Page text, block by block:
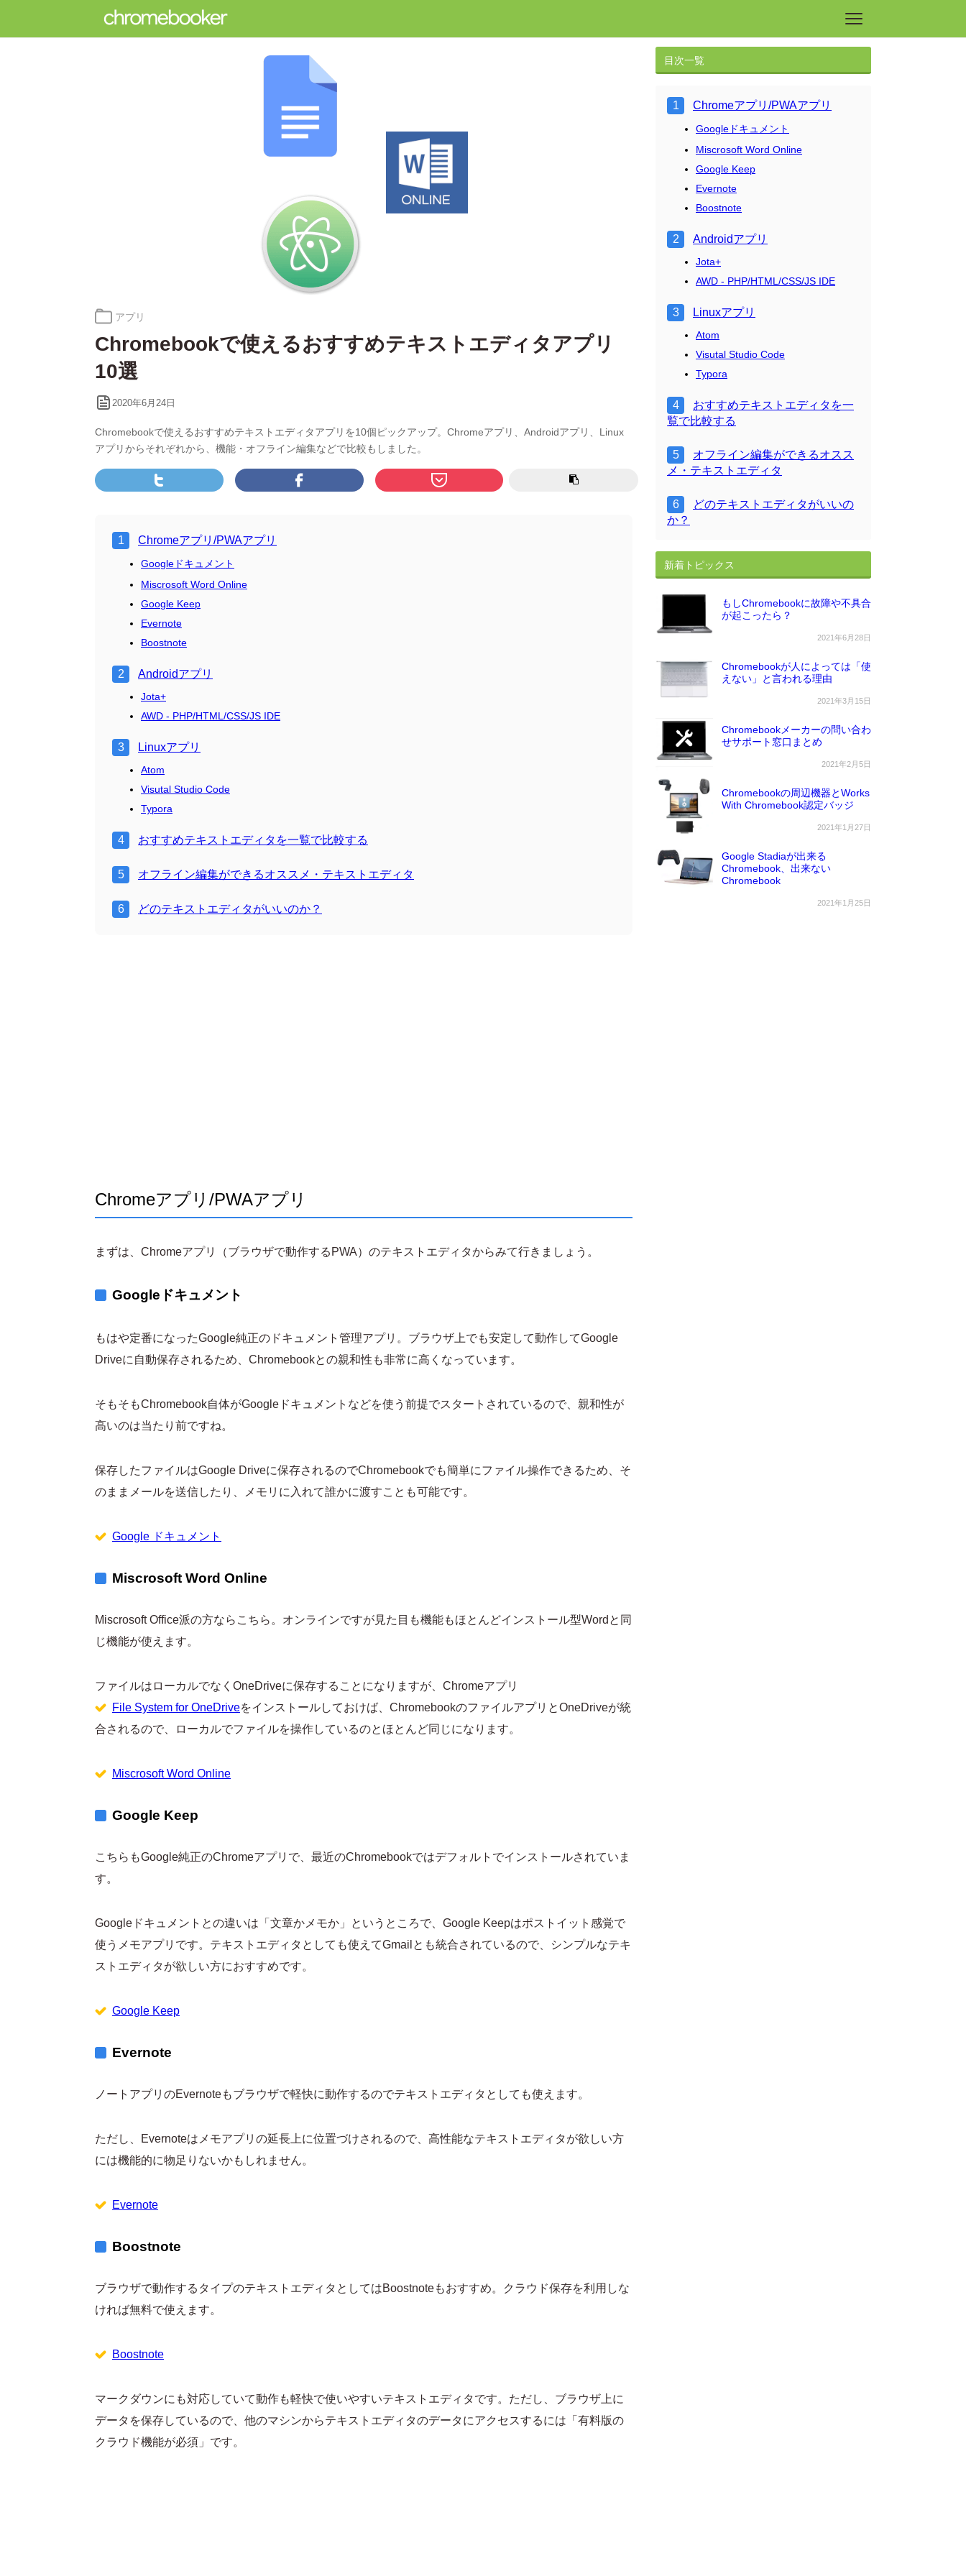
カ
ゴ
ー:
アプリ
Chromebookで使えるおすすめテキストエディタアプリ
10選
2020年6月24日
Chromebookで使えるおすすめテキストエディタアプリを10個ピックアップ。Chromeアプリ、Androidアプリ、Linux
アプリからそれぞれから、機能・オフライン編集などで比較もしました。
Chromeアプリ/PWAアプリ
Googleドキュメント
Miscrosoft Word Online
Google Keep
Evernote
Boostnote
Androidアプリ
Jota+
AWD - PHP/HTML/CSS/JS IDE
Linuxアプリ
Atom
Visutal Studio Code
Typora
おすすめテキストエディタを一覧で比較する
オフライン編集ができるオススメ・テキストエディタ
どのテキストエディタがいいのか？
Chromeアプリ/PWAアプリ
まずは、Chromeアプリ（ブラウザで動作するPWA）のテキストエディタからみて行きましょう。
Googleドキュメント
もはや定番になったGoogle純正のドキュメント管理アプリ。ブラウザ上でも安定して動作してGoogle
Driveに自動保存されるため、Chromebookとの親和性も非常に高くなっています。
そもそもChromebook自体がGoogleドキュメントなどを使う前提でスタートされているので、親和性が
高いのは当たり前ですね。
保存したファイルはGoogle Driveに保存されるのでChromebookでも簡単にファイル操作できるため、そ
のままメールを送信したり、メモリに入れて誰かに渡すことも可能です。
Google ドキュメント
Miscrosoft Word Online
Miscrosoft Office派の方ならこちら。オンラインですが見た目も機能もほとんどインストール型Wordと同
じ機能が使えます。
ファイルはローカルでなくOneDriveに保存することになりますが、Chromeアプリ
File System for OneDriveをインストールしておけば、ChromebookのファイルアプリとOneDriveが統
合されるので、ローカルでファイルを操作しているのとほとんど同じになります。
Miscrosoft Word Online
Google Keep
こちらもGoogle純正のChromeアプリで、最近のChromebookではデフォルトでインストールされていま
す。
Googleドキュメントとの違いは「文章かメモか」というところで、Google Keepはポストイット感覚で
使うメモアプリです。テキストエディタとしても使えてGmailとも統合されているので、シンプルなテキ
ストエディタが欲しい方におすすめです。
Google Keep
Evernote
ノートアプリのEvernoteもブラウザで軽快に動作するのでテキストエディタとしても使えます。
ただし、Evernoteはメモアプリの延長上に位置づけされるので、高性能なテキストエディタが欲しい方
には機能的に物足りないかもしれません。
Evernote
Boostnote
ブラウザで動作するタイプのテキストエディタとしてはBoostnoteもおすすめ。クラウド保存を利用しな
ければ無料で使えます。
Boostnote
マークダウンにも対応していて動作も軽快で使いやすいテキストエディタです。ただし、ブラウザ上に
データを保存しているので、他のマシンからテキストエディタのデータにアクセスするには「有料版の
クラウド機能が必須」です。
目次一覧
Chromeアプリ/PWAアプリ
Googleドキュメント
Miscrosoft Word Online
Google Keep
Evernote
Boostnote
Androidアプリ
Jota+
AWD - PHP/HTML/CSS/JS IDE
Linuxアプリ
Atom
Visutal Studio Code
Typora
おすすめテキストエディタを一
覧で比較する
オフライン編集ができるオスス
メ・テキストエディタ
どのテキストエディタがいいの
か？
新着トピックス
もしChromebookに故障や不具合
が起こったら？
2021年6月28日
Chromebookが人によっては「使
えない」と言われる理由
2021年3月15日
Chromebookメーカーの問い合わ
せサポート窓口まとめ
2021年2月5日
Chromebookの周辺機器とWorks
With Chromebook認定バッジ
2021年1月27日
Google Stadiaが出来る
Chromebook、出来ない
Chromebook
2021年1月25日